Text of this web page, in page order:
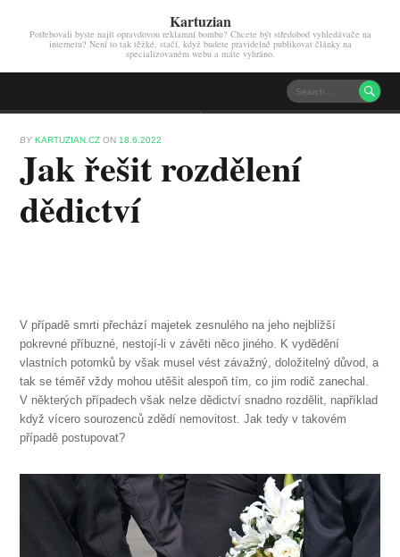
Kartuzian
Potřebovali byste najít opravdovou reklamní bombu? Chcete být středobod vyhledávače na
internetu? Není to tak těžké, stačí, když budete pravidelně publikovat články na
specializovaném webu a máte vyhráno.

BY KARTUZIAN.CZON18.6.2022
Jak řešit rozdělení
dědictví
V případě smrti přechází majetek zesnulého na jeho nejbližší
pokrevné příbuzné, nestojí-li v závěti něco jiného. K vydědění
vlastních potomků by však musel vést závažný, doložitelný důvod, a
tak se téměř vždy mohou utěšit alespoň tím, co jim rodič zanechal.
V některých případech však nelze dědictví snadno rozdělit, například
když vícero sourozenců zdědí nemovitost. Jak tedy v takovém
případě postupovat?